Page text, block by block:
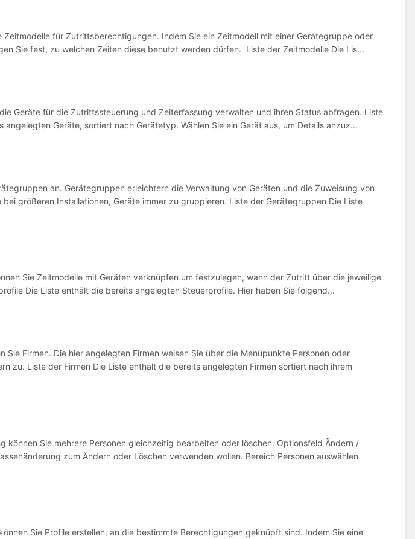
für Zutrittsberechtigungen. Indem Sie ein Zeitmodell mit einer Gerätegruppe oder
Sie fest, zu welchen Zeiten diese benutzt werden dürfen. Liste der Zeitmodelle Die Lis...
Geräte für die Zutrittssteuerung und Zeiterfassung verwalten und ihren Status abfragen. Liste
Geräte, sortiert nach Gerätetyp. Wählen Sie ein Gerät aus, um Details anzuz...
an. Gerätegruppen erleichtern die Verwaltung von Geräten und die Zuweisung von
größeren Installationen, Geräte immer zu gruppieren. Liste der Gerätegruppen Die Liste
Sie Zeitmodelle mit Geräten verknüpfen um festzulegen, wann der Zutritt über die jeweilige
Die Liste enthält die bereits angelegten Steuerprofile. Hier haben Sie folgend...
Sie Firmen. Die hier angelegten Firmen weisen Sie über die Menüpunkte Personen oder
zu. Liste der Firmen Die Liste enthält die bereits angelegten Firmen sortiert nach ihrem
können Sie mehrere Personen gleichzeitig bearbeiten oder löschen. Optionsfeld Ändern /
zum Ändern oder Löschen verwenden wollen. Bereich Personen auswählen
Sie Profile erstellen, an die bestimmte Berechtigungen geknüpft sind. Indem Sie eine